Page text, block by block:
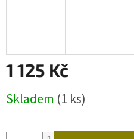
1 125 Kč
cena:
Skladem (1 ks)